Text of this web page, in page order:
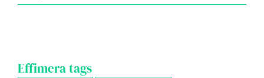
Effimera tags